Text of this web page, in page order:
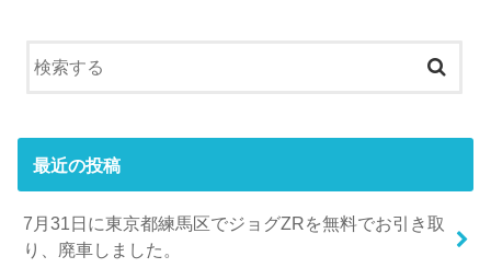
最近の投稿
7月31日に東京都練馬区でジョグZRを無料でお引き取
り、廃車しました。